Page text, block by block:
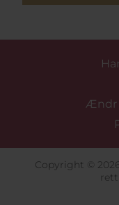
Ændr
Copyright ©